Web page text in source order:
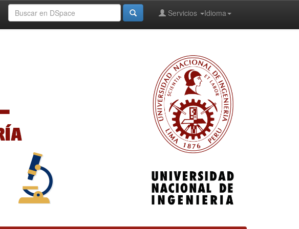
Idioma
Servicios